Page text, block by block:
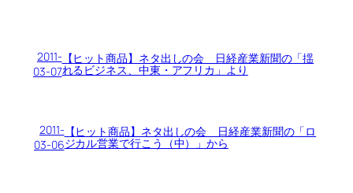
2011-
03-07
【ヒット商品】ネタ出しの会 日経産業新聞の「揺
れるビジネス、中東・アフリカ」より
2011-
03-06
【ヒット商品】ネタ出しの会 日経産業新聞の「ロ
ジカル営業で行こう（中）」から